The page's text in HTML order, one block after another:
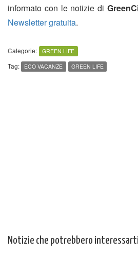
informato con le notizie di
Newsletter gratuita.
Categorie: GREEN LIFE
Tag: ECO VACANZE GREEN LIFE
Notizie che potrebbero